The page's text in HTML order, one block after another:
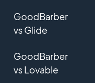
GoodBarber
vs Glide
GoodBarber
vs Lovable